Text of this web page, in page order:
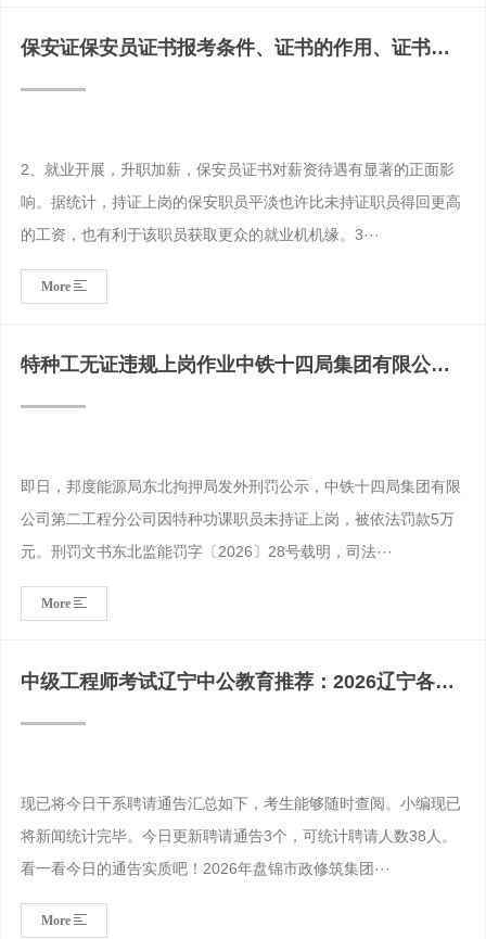
保安证保安员证书报考条件、证书的作用、证书难
考吗
2、就业开展，升职加薪，保安员证书对薪资待遇有显著的正面影
响。据统计，持证上岗的保安职员平淡也许比未持证职员得回更高
的工资，也有利于该职员获取更众的就业机机缘。3···
More
特种工无证违规上岗作业中铁十四局集团有限公司
第二工程分公司被
即日，邦度能源局东北拘押局发外刑罚公示，中铁十四局集团有限
公司第二工程分公司因特种功课职员未持证上岗，被依法罚款5万
元。刑罚文书东北监能罚字〔2026〕28号载明，司法···
More
中级工程师考试辽宁中公教育推荐：2026辽宁各项
目招聘信息汇
现已将今日干系聘请通告汇总如下，考生能够随时查阅。小编现已
将新闻统计完毕。今日更新聘请通告3个，可统计聘请人数38人。
看一看今日的通告实质吧！2026年盘锦市政修筑集团···
More